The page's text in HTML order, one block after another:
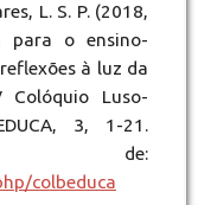
L. S. P. (2018,
para o ensino-
à luz da
Colóquio Luso-
3, 1-21.
de:
colbeduca